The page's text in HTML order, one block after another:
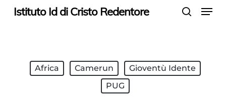
SkipIstituto Id di Cristo Redentore Menu
Africa Camerun
Gioventù Idente
PUG